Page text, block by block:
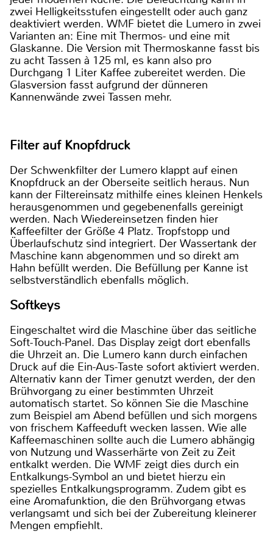
zwei Helligkeitsstufen eingestellt oder auch ganz
deaktiviert werden. WMF bietet die Lumero in zwei
Varianten an: Eine mit Thermos- und eine mit
Glaskanne. Die Version mit Thermoskanne fasst bis
zu acht Tassen à 125 ml, es kann also pro
Durchgang 1 Liter Kaffee zubereitet werden. Die
Glasversion fasst aufgrund der dünneren
Kannenwände zwei Tassen mehr.
Filter auf Knopfdruck
Der Schwenkfilter der Lumero klappt auf einen
Knopfdruck an der Oberseite seitlich heraus. Nun
kann der Filtereinsatz mithilfe eines kleinen Henkels
herausgenommen und gegebenenfalls gereinigt
werden. Nach Wiedereinsetzen finden hier
Kaffeefilter der Größe 4 Platz. Tropfstopp und
Überlaufschutz sind integriert. Der Wassertank der
Maschine kann abgenommen und so direkt am
Hahn befüllt werden. Die Befüllung per Kanne ist
selbstverständlich ebenfalls möglich.
Softkeys
Eingeschaltet wird die Maschine über das seitliche
Soft-Touch-Panel. Das Display zeigt dort ebenfalls
die Uhrzeit an. Die Lumero kann durch einfachen
Druck auf die Ein-Aus-Taste sofort aktiviert werden.
Alternativ kann der Timer genutzt werden, der den
Brühvorgang zu einer bestimmten Uhrzeit
automatisch startet. So können Sie die Maschine
zum Beispiel am Abend befüllen und sich morgens
von frischem Kaffeeduft wecken lassen. Wie alle
Kaffeemaschinen sollte auch die Lumero abhängig
von Nutzung und Wasserhärte von Zeit zu Zeit
entkalkt werden. Die WMF zeigt dies durch ein
Entkalkungs-Symbol an und bietet hierzu ein
spezielles Entkalkungsprogramm. Zudem gibt es
eine Aromafunktion, die den Brühvorgang etwas
verlangsamt und sich bei der Zubereitung kleinerer
Mengen empfiehlt.